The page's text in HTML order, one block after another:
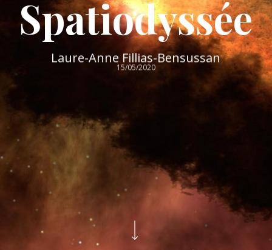
Spatiodyssée
Laure-Anne Fillias-Bensussan
15/05/2020